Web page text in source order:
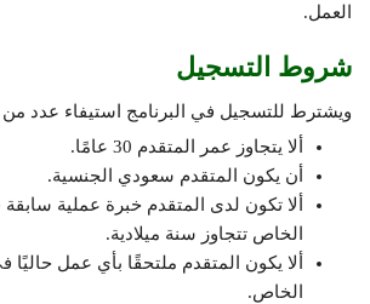
العمل.
شروط التسجيل
ويشترط للتسجيل في البرنامج استيفاء عدد من
ألا يتجاوز عمر المتقدم 30 عامًا.
أن يكون المتقدم سعودي الجنسية.
ألا تكون لدى المتقدم خبرة عملية سابقة
الخاص تتجاوز سنة ميلادية.
ألا يكون المتقدم ملتحقًا بأي عمل حاليًا
الخاص.